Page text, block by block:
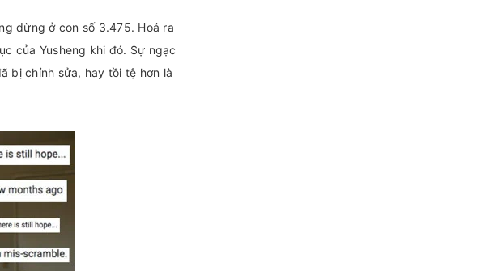
dừng ở con số 3.475. Hoá ra
của Yusheng khi đó. Sự ngạc
bị chỉnh sửa, hay tồi tệ hơn là